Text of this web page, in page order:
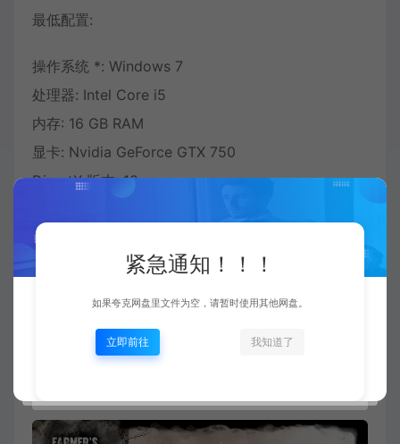
最低配置:
操作系统 *: Windows 7
处理器: Intel Core i5
内存: 16 GB RAM
显卡: Nvidia GeForce GTX 750
DirectX 版本: 10
推荐配置:
操作系统: Windows 10
处理器: Intel Core i7
内存: 16 GB RAM
显卡: Nvidia GeForce GTX 1060
紧急通知！！！
如果夸克网盘里文件为空，请暂时使用其他网盘。
立即前往 我知道了